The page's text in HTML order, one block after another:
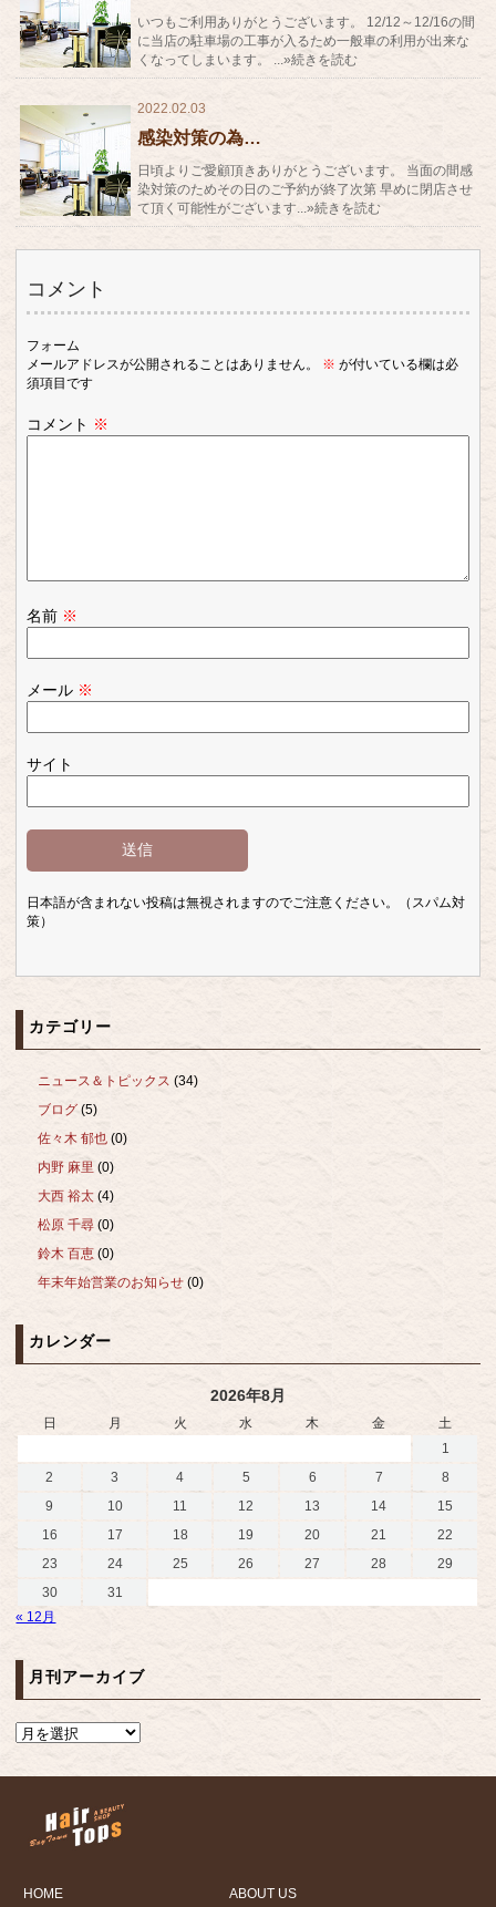
いつもご利用ありがとうございます。 12/12～12/16の間
に当店の駐車場の工事が入るため一般車の利用が出来な
くなってしまいます。 ...»続きを読む
2022.02.03
感染対策の為…
日頃よりご愛顧頂きありがとうございます。 当面の間感
染対策のためその日のご予約が終了次第 早めに閉店させ
て頂く可能性がございます...»続きを読む
コメント
フォーム
メールアドレスが公開されることはありません。
※ が付いている欄は必
須項目です
コメント ※
名前 ※
メール ※
サイト
日本語が含まれない投稿は無視されますのでご注意ください。（スパム対
策）
カテゴリー
ニュース＆トピックス (34)
ブログ (5)
佐々木 郁也 (0)
内野 麻里 (0)
大西 裕太 (4)
松原 千尋 (0)
鈴木 百恵 (0)
年末年始営業のお知らせ (0)
カレンダー
2026年8月
日 月 火 水 木 金
土
1
2
3 4 5 6 7
8
9
10 11 12 13 14
15
16
17 18 19 20 21
22
23
24 25 26 27 28
29
30
31
« 12月
月刊アーカイブ
HOME ABOUT US